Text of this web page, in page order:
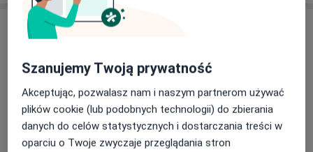
Usługi i ceny
0 zł - 280 zł Szczegóły
Konsultacja alergologiczna +
spirometria z próbą rozkurczową
320 zł Szczegóły
Umów wizytę
Szanujemy Twoją prywatność
Akceptując, pozwalasz nam i naszym partnerom używać
plików cookie (lub podobnych technologii) do zbierania
danych do celów statystycznych i dostarczania treści w
oparciu o Twoje zwyczaje przeglądania stron